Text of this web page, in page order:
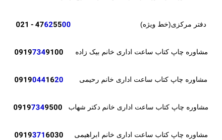
دفتر مرکزی(خط ویژه) 47625500
- 021
مشاوره چاپ کتاب ساعت اداری خانم بیک زاده 09197349100
مشاوره چاپ کتاب ساعت اداری خانم رحیمی 09190441620
مشاوره چاپ کتاب ساعت اداری خانم دکتر شهاب 09197349500
مشاوره چاپ کتاب ساعت اداری خانم ابراهیمی 3716030